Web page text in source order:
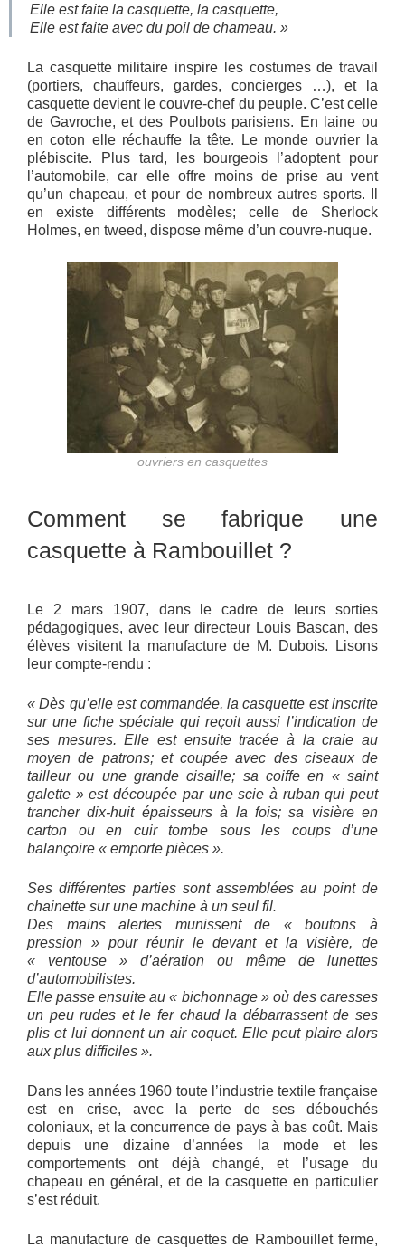
Elle est faite la casquette, la casquette,
Elle est faite avec du poil de chameau. »
La casquette militaire inspire les costumes de travail
(portiers, chauffeurs, gardes, concierges …), et la
casquette devient le couvre-chef du peuple. C’est celle
de Gavroche, et des Poulbots parisiens. En laine ou
en coton elle réchauffe la tête. Le monde ouvrier la
plébiscite. Plus tard, les bourgeois l’adoptent pour
l’automobile, car elle offre moins de prise au vent
qu’un chapeau, et pour de nombreux autres sports. Il
en existe différents modèles; celle de Sherlock
Holmes, en tweed, dispose même d’un couvre-nuque.
ouvriers en casquettes
Comment se fabrique une
casquette à Rambouillet ?
Le 2 mars 1907, dans le cadre de leurs sorties
pédagogiques, avec leur directeur Louis Bascan, des
élèves visitent la manufacture de M. Dubois. Lisons
leur compte-rendu :
« Dès qu’elle est commandée, la casquette est inscrite
sur une fiche spéciale qui reçoit aussi l’indication de
ses mesures. Elle est ensuite tracée à la craie au
moyen de patrons; et coupée avec des ciseaux de
tailleur ou une grande cisaille; sa coiffe en « saint
galette » est découpée par une scie à ruban qui peut
trancher dix-huit épaisseurs à la fois; sa visière en
carton ou en cuir tombe sous les coups d’une
balançoire « emporte pièces ».
Ses différentes parties sont assemblées au point de
chainette sur une machine à un seul fil.
Des mains alertes munissent de « boutons à
pression » pour réunir le devant et la visière, de
« ventouse » d’aération ou même de lunettes
d’automobilistes.
Elle passe ensuite au « bichonnage » où des caresses
un peu rudes et le fer chaud la débarrassent de ses
plis et lui donnent un air coquet. Elle peut plaire alors
aux plus difficiles ».
Dans les années 1960 toute l’industrie textile française
est en crise, avec la perte de ses débouchés
coloniaux, et la concurrence de pays à bas coût. Mais
depuis une dizaine d’années la mode et les
comportements ont déjà changé, et l’usage du
chapeau en général, et de la casquette en particulier
s’est réduit.
La manufacture de casquettes de Rambouillet ferme,